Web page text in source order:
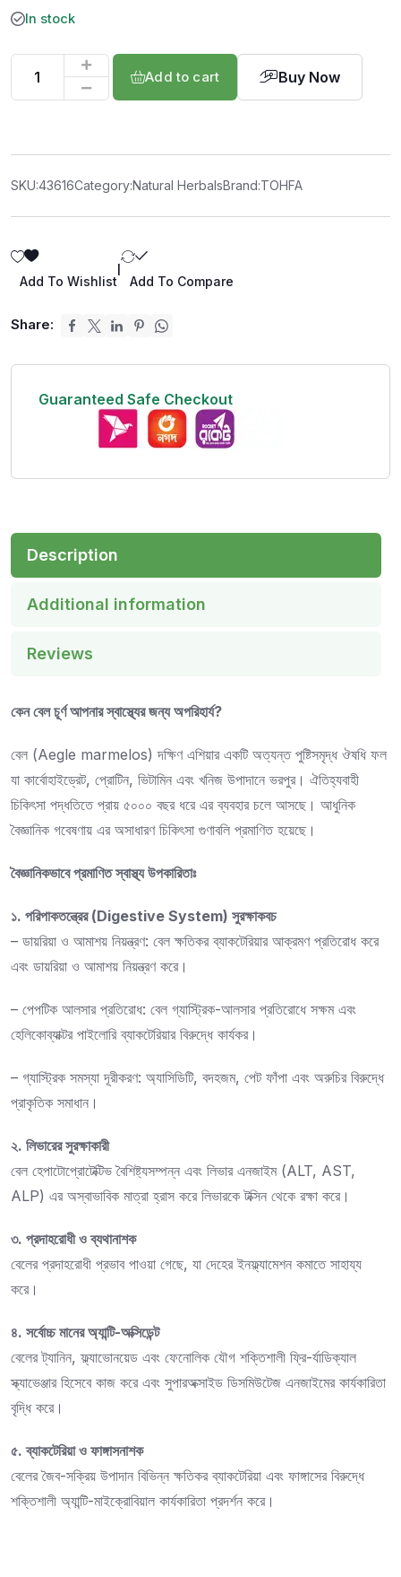
In stock
Add to cart Buy Now
SKU:43616Category:Natural HerbalsBrand:TOHFA
Add To Wishlist Add To Compare
Share:
Guaranteed Safe Checkout
Description
Additional information
Reviews
কেন বেল চূর্ণ আপনার স্বাস্থ্যের জন্য অপরিহার্য?
বেল (Aegle marmelos) দক্ষিণ এশিয়ার একটি অত্যন্ত পুষ্টিসমৃদ্ধ ঔষধি ফল
যা কার্বোহাইড্রেট, প্রোটিন, ভিটামিন এবং খনিজ উপাদানে ভরপুর। ঐতিহ্যবাহী
চিকিৎসা পদ্ধতিতে প্রায় ৫০০০ বছর ধরে এর ব্যবহার চলে আসছে। আধুনিক
বৈজ্ঞানিক গবেষণায় এর অসাধারণ চিকিৎসা গুণাবলি প্রমাণিত হয়েছে।
বৈজ্ঞানিকভাবে প্রমাণিত স্বাস্থ্য উপকারিতাঃ
১. পরিপাকতন্ত্রের (Digestive System) সুরক্ষাকবচ
– ডায়রিয়া ও আমাশয় নিয়ন্ত্রণ: বেল ক্ষতিকর ব্যাকটেরিয়ার আক্রমণ প্রতিরোধ করে
এবং ডায়রিয়া ও আমাশয় নিয়ন্ত্রণ করে।
– পেপটিক আলসার প্রতিরোধ: বেল গ্যাস্ট্রিক-আলসার প্রতিরোধে সক্ষম এবং
হেলিকোব্যাক্টর পাইলোরি ব্যাকটেরিয়ার বিরুদ্ধে কার্যকর।
– গ্যাস্ট্রিক সমস্যা দূরীকরণ: অ্যাসিডিটি, বদহজম, পেট ফাঁপা এবং অরুচির বিরুদ্ধে
প্রাকৃতিক সমাধান।
২. লিভারের সুরক্ষাকারী
বেল হেপাটোপ্রোটেক্টিভ বৈশিষ্ট্যসম্পন্ন এবং লিভার এনজাইম (ALT, AST,
ALP) এর অস্বাভাবিক মাত্রা হ্রাস করে লিভারকে টক্সিন থেকে রক্ষা করে।
৩. প্রদাহরোধী ও ব্যথানাশক
বেলের প্রদাহরোধী প্রভাব পাওয়া গেছে, যা দেহের ইনফ্ল্যামেশন কমাতে সাহায্য
করে।
৪. সর্বোচ্চ মানের অ্যান্টি-অক্সিডেন্ট
বেলের ট্যানিন, ফ্ল্যাভোনয়েড এবং ফেনোলিক যৌগ শক্তিশালী ফ্রি-র্যাডিক্যাল
স্ক্যাভেঞ্জার হিসেবে কাজ করে এবং সুপারঅক্সাইড ডিসমিউটেজ এনজাইমের কার্যকারিতা
বৃদ্ধি করে।
৫. ব্যাকটেরিয়া ও ফাঙ্গাসনাশক
বেলের জৈব-সক্রিয় উপাদান বিভিন্ন ক্ষতিকর ব্যাকটেরিয়া এবং ফাঙ্গাসের বিরুদ্ধে
শক্তিশালী অ্যান্টি-মাইক্রোবিয়াল কার্যকারিতা প্রদর্শন করে।